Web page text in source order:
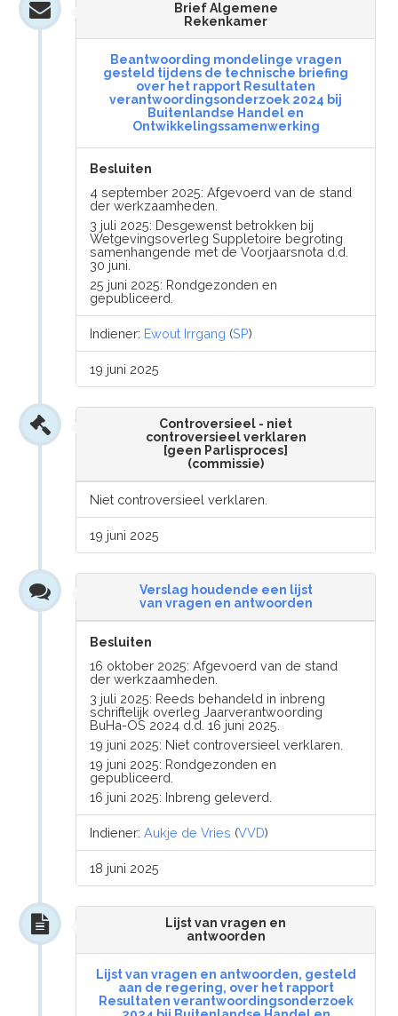
Brief Algemene
Rekenkamer
Beantwoording mondelinge vragen
gesteld tijdens de technische briefing
over het rapport Resultaten
verantwoordingsonderzoek 2024 bij
Buitenlandse Handel en
Ontwikkelingssamenwerking
Besluiten
4 september 2025: Afgevoerd van de stand
der werkzaamheden.
3 juli 2025: Desgewenst betrokken bij
Wetgevingsoverleg Suppletoire begroting
samenhangende met de Voorjaarsnota d.d.
30 juni.
25 juni 2025: Rondgezonden en
gepubliceerd.
Indiener: Ewout Irrgang (SP)
19 juni 2025
Controversieel - niet
controversieel verklaren
[geen Parlisproces]
(commissie)
Niet controversieel verklaren.
19 juni 2025
Verslag houdende een lijst
van vragen en antwoorden
Besluiten
16 oktober 2025: Afgevoerd van de stand
der werkzaamheden.
3 juli 2025: Reeds behandeld in inbreng
schriftelijk overleg Jaarverantwoording
BuHa-OS 2024 d.d. 16 juni 2025.
19 juni 2025: Niet controversieel verklaren.
19 juni 2025: Rondgezonden en
gepubliceerd.
16 juni 2025: Inbreng geleverd.
Indiener:Aukje de Vries (VVD)
18 juni 2025
Lijst van vragen en
antwoorden
Lijst van vragen en antwoorden, gesteld
aan de regering, over het rapport
Resultaten verantwoordingsonderzoek